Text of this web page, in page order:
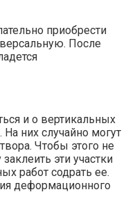
приобрести
После
и о вертикальных
На них случайно могут
Чтобы этого не
эти участки
работ содрать ее.
деформационного